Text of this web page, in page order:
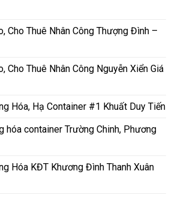
Cho Thuê Nhân Công Thượng Đình –
Cho Thuê Nhân Công Nguyễn Xiển Giá
Hóa, Hạ Container #1 Khuất Duy Tiến
hóa container Trường Chinh, Phương
Hóa KĐT Khương Đình Thanh Xuân